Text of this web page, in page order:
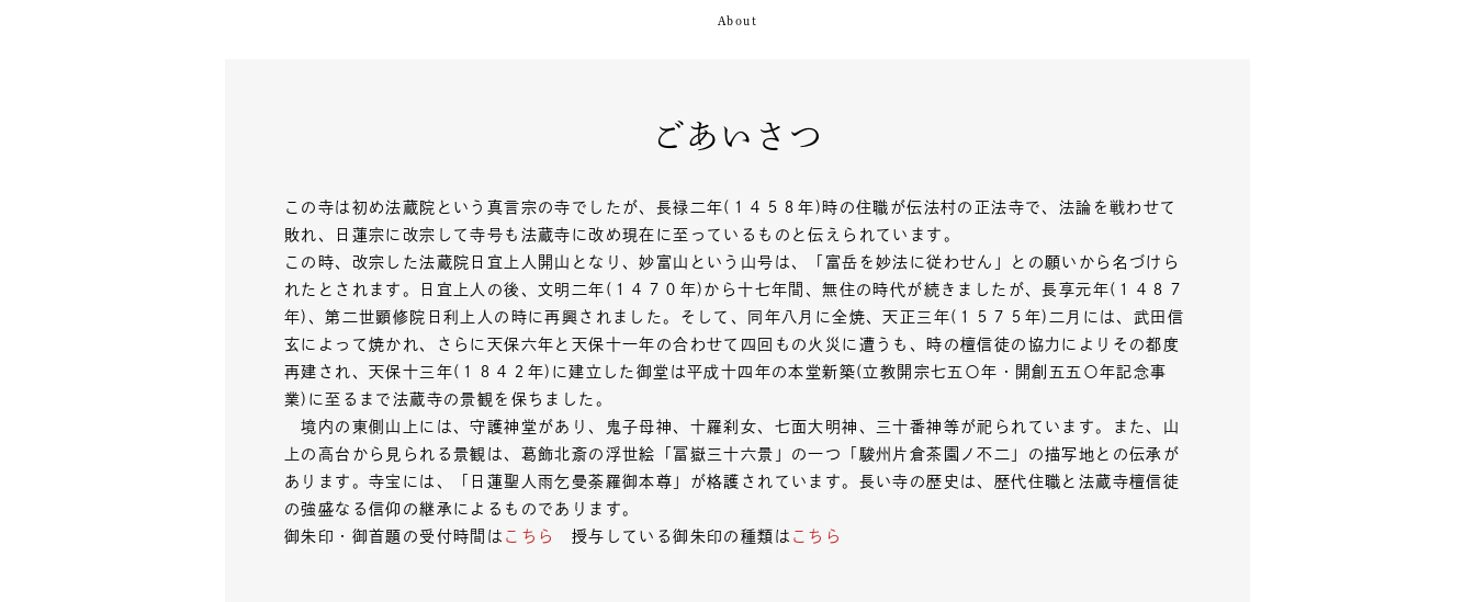
ごあいさつ
この寺は初め法蔵院という真言宗の寺でしたが、長禄二年(１４５８年)時の住職が伝法村の正法寺で、法論を戦わせて
敗れ、日蓮宗に改宗して寺号も法蔵寺に改め現在に至っているものと伝えられています。
この時、改宗した法蔵院日宜上人開山となり、妙富山という山号は、「富岳を妙法に従わせん」との願いから名づけら
れたとされます。日宜上人の後、文明二年(１４７０年)から十七年間、無住の時代が続きましたが、長享元年(１４８７
年)、第二世顕修院日利上人の時に再興されました。そして、同年八月に全焼、天正三年(１５７５年)二月には、武田信
玄によって焼かれ、さらに天保六年と天保十一年の合わせて四回もの火災に遭うも、時の檀信徒の協力によりその都度
再建され、天保十三年(１８４２年)に建立した御堂は平成十四年の本堂新築(立教開宗七五〇年・開創五五〇年記念事
業)に至るまで法蔵寺の景観を保ちました。
境内の東側山上には、守護神堂があり、鬼子母神、十羅刹女、七面大明神、三十番神等が祀られています。また、山
上の高台から見られる景観は、葛飾北斎の浮世絵「冨嶽三十六景」の一つ「駿州片倉茶園ノ不二」の描写地との伝承が
あります。寺宝には、「日蓮聖人雨乞曼荼羅御本尊」が格護されています。長い寺の歴史は、歴代住職と法蔵寺檀信徒
の強盛なる信仰の継承によるものであります。
御朱印・御首題の受付時間は こちら 授与している御朱印の種類は こちら